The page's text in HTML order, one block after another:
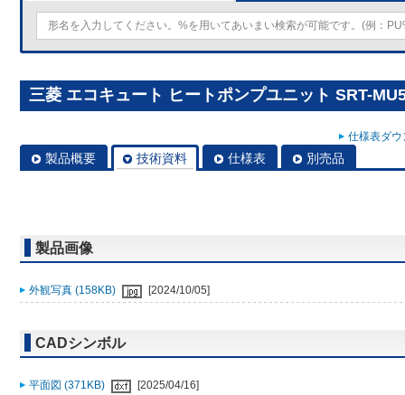
三菱 エコキュート ヒートポンプユニット SRT-
仕様表ダ
製品概要 技術資料 仕様表 別売品
製品画像
外観写真 (158KB) [2024/10/05]
CADシンボル
平面図 (371KB)
[2025/04/16]